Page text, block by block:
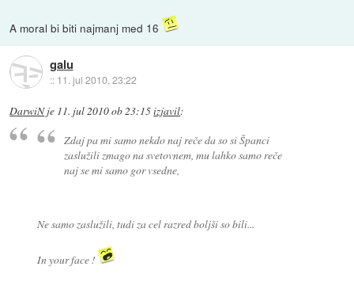
A moral bi biti najmanj med 16
galu
:: 11. jul 2010, 23:22
DarwiNje 11. jul 2010 ob 23:15izjavil:
Zdaj pa mi samo nekdo naj reče da so si Španci
zaslužili zmago na svetovnem, mu lahko samo reče
naj se mi samo gor vsedne,
Ne samo zaslužili, tudi za cel razred boljši so bili...
In your face !